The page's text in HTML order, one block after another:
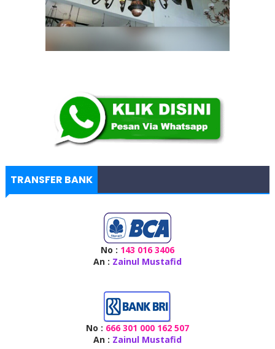
TRANSFER BANK
No : 143 016 3406
An : Zainul Mustafid
No : 666 301 000 162 507
An : Zainul Mustafid